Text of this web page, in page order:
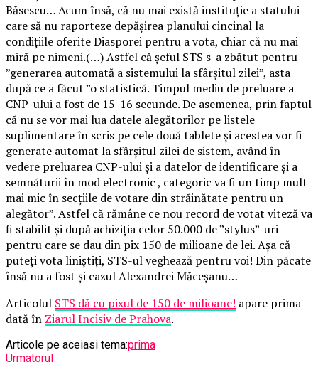
Băsescu… Acum însă, că nu mai există instituție a statului
care să nu raporteze depășirea planului cincinal la
condițiile oferite Diasporei pentru a vota, chiar că nu mai
miră pe nimeni.(…) Astfel că șeful STS s-a zbătut pentru
”generarea automată a sistemului la sfârșitul zilei”, asta
după ce a făcut ”o statistică. Timpul mediu de preluare a
CNP-ului a fost de 15-16 secunde. De asemenea, prin faptul
că nu se vor mai lua datele alegătorilor pe listele
suplimentare în scris pe cele două tablete și acestea vor fi
generate automat la sfârșitul zilei de sistem, având în
vedere preluarea CNP-ului și a datelor de identificare și a
semnăturii în mod electronic , categoric va fi un timp mult
mai mic în secțiile de votare din străinătate pentru un
alegător”. Astfel că rămâne ce nou record de votat viteză va
fi stabilit și după achiziția celor 50.000 de ”stylus”-uri
pentru care se dau din pix 150 de milioane de lei. Așa că
puteți vota liniștiți, STS-ul veghează pentru voi! Din păcate
însă nu a fost și cazul Alexandrei Măceșanu…
Articolul STS dă cu pixul de 150 de milioane! apare prima
dată în Ziarul Incisiv de Prahova.
Articole pe aceiasi tema:prima
Urmatorul